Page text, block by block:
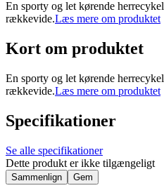
En sporty og let kørende
rækkevide.Læs mere om produktet
Kort om produktet
En sporty og let kørende
rækkevide.Læs mere om produktet
Specifikationer
Se alle specifikationer
Dette produkt er ikke tilgængeligt
Sammenlign Gem